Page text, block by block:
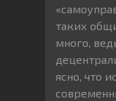
таких
много,
ясно, что